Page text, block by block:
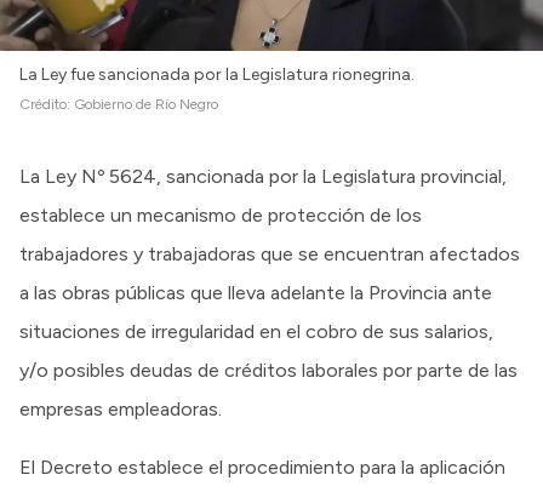
La Ley fue sancionada por la Legislatura rionegrina.
Crédito: Gobierno de Río Negro
La Ley Nº 5624, sancionada por la Legislatura provincial,
establece un mecanismo de protección de los
trabajadores y trabajadoras que se encuentran afectados
a las obras públicas que lleva adelante la Provincia ante
situaciones de irregularidad en el cobro de sus salarios,
y/o posibles deudas de créditos laborales por parte de las
empresas empleadoras.
El Decreto establece el procedimiento para la aplicación